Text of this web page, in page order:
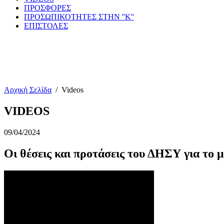
ΠΡΟΣΦΟΡΕΣ
ΠΡΟΣΩΠΙΚΟΤΗΤΕΣ ΣΤΗΝ ''Κ''
ΕΠΙΣΤΟΛΕΣ
Αρχική Σελίδα / Videos
VIDEOS
09/04/2024
Οι θέσεις και προτάσεις του ΔΗΣΥ για το